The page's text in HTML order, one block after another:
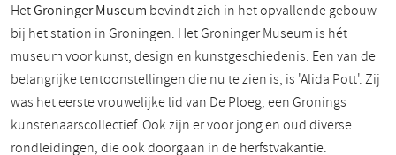
HetGroninger Museum bevindt zich in het opvallende gebouw
bij het station in Groningen. Het Groninger Museum is hét
museum voor kunst, design en kunstgeschiedenis. Een van de
belangrijke tentoonstellingen die nu te zien is, is 'Alida Pott'. Zij
was het eerste vrouwelijke lid van De Ploeg, een Gronings
kunstenaarscollectief. Ook zijn er voor jong en oud diverse
rondleidingen, die ook doorgaan in de herfstvakantie.